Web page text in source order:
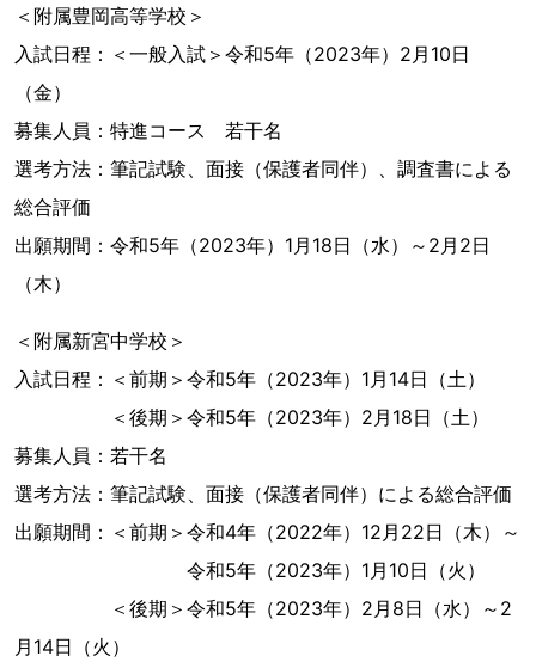
＜附属豊岡高等学校＞
入試日程：＜⼀般入試＞令和5年（2023年）2月10日
（金）
募集人員：特進コース 若干名
選考方法：筆記試験、面接（保護者同伴）、調査書による
総合評価
出願期間：令和5年（2023年）1月18日（水）～2月2日
（木）
＜附属新宮中学校＞
入試日程：＜前期＞令和5年（2023年）1月14日（土）
＜後期＞令和5年（2023年）2月18日（土）
募集人員：若干名
選考方法：筆記試験、面接（保護者同伴）による総合評価
出願期間：＜前期＞令和4年（2022年）12月22日（木）～
令和5年（2023年）1月10日（火）
＜後期＞令和5年（2023年）2月8日（水）～2
月14日（火）